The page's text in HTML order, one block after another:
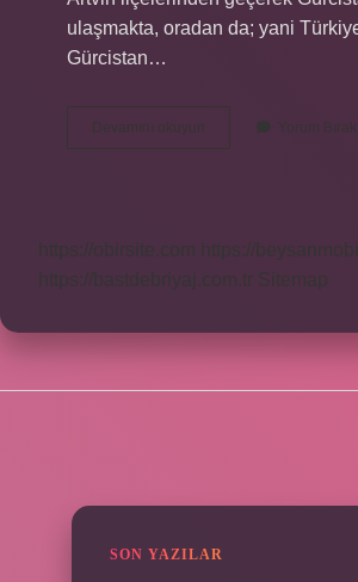
ulaşmakta, oradan da; yani
Gürcistan…
Devamını okuyun
Hangi
Yorum Bırak
https://obirsite.com
https://
https://bastdebriyaj.com.tr Sitemap
SON YAZILAR